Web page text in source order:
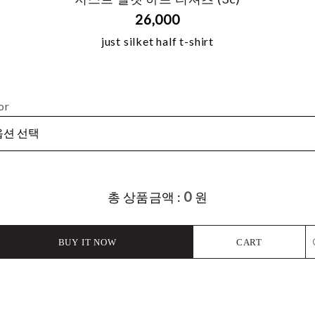
26,000
just silket half t-shirt
총 상품금액 : 0 원
BUY IT NOW CART